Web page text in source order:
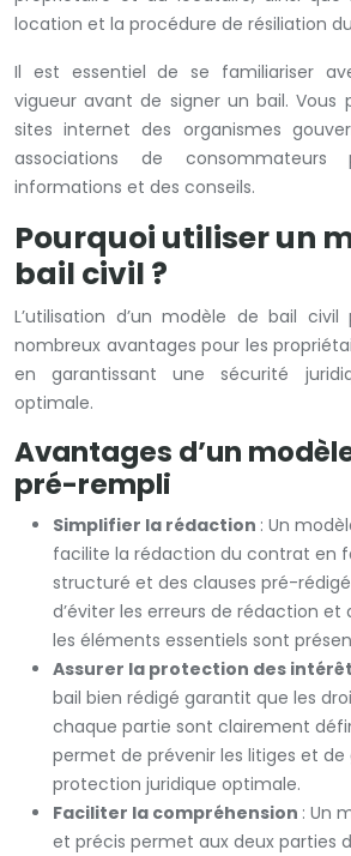
location et la procédure de résiliation
Il est essentiel de se familiariser
vigueur avant de signer un bail. Vous
sites internet des organismes
associations de
informations et des conseils.
Pourquoi utiliser un
bail civil ?
L’utilisation d’un modèle de bail
nombreux avantages pour les
en garantissant une sécurité
optimale.
Avantages d’un
pré-rempli
Simplifier la rédaction : Un
facilite la rédaction du contrat en
structuré et des clauses pré-
d’éviter les erreurs de rédaction et
les éléments essentiels sont
Assurer la protection des
bail bien rédigé garantit que les
chaque partie sont clairement
permet de prévenir les litiges et de
protection juridique optimale.
Faciliter la compréhension : Un
et précis permet aux deux parties